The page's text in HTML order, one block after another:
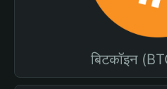
बिटकॉइन